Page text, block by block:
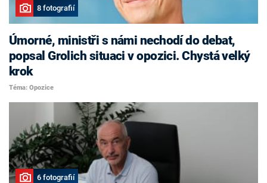
8 fotografií
Úmorné, ministři s námi nechodí do debat,
popsal Grolich situaci v opozici. Chystá velký
krok
Téma: Opozice
6 fotografií